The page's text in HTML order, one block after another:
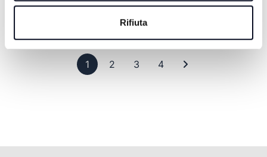
Rifiuta
1 Pagina 1
2Pagina 2
3Pagina 3
4Pagina 4Ultima pagina